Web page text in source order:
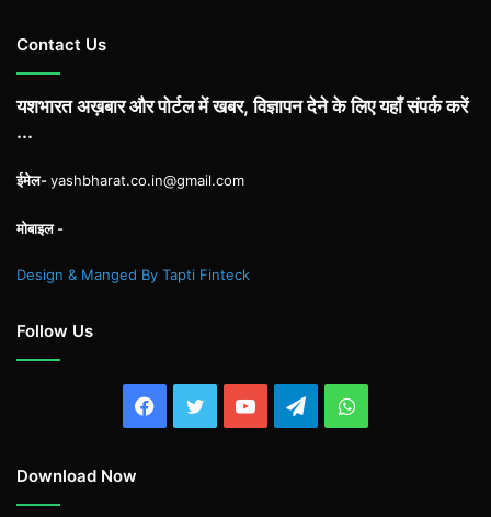
Contact Us
यशभारत अख़बार और पोर्टल में खबर, विज्ञापन देने के लिए यहाँ संपर्क करें
...
ईमेल-yashbharat.co.in@gmail.com
मोबाइल -
Design & Manged By Tapti Finteck
Follow Us
Facebook
TwitterYouTubeTelegramWhatsApp
Download Now